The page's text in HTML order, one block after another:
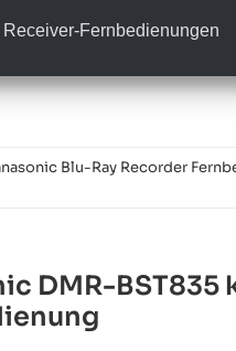
Receiver-Fernbedienungen
Blu-Ray Recorder
DMR-BST835